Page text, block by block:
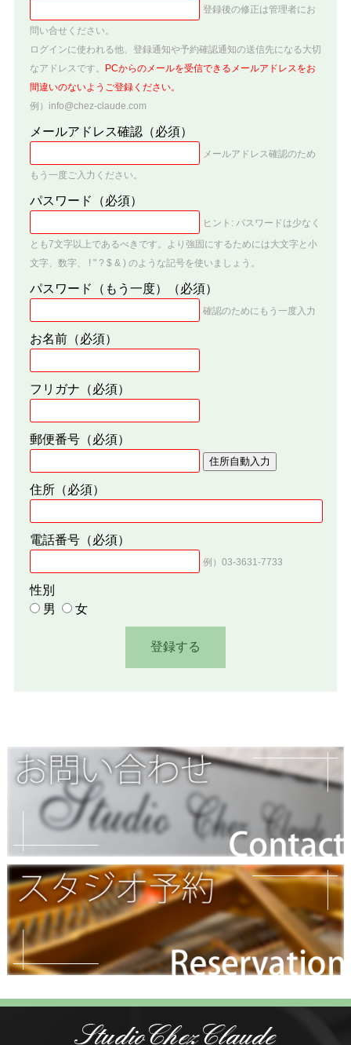
登録後の修正は管理者にお
問い合せください。
ログインに使われる他、登録通知や予約確認通知の送信先になる大切
なアドレスです。
PCからのメールを受信できるメールアドレスをお
間違いのないようご登録ください。
例）info@chez-claude.com
メールアドレス確認（必須）
メールアドレス確認のため
もう一度ご入力ください。
パスワード （必須）
ヒント: パスワードは少なく
とも7文字以上であるべきです。より強固にするためには大文字と小
文字、数字、 ! " ? $ & ) のような記号を使いましょう。
パスワード（もう一度） （必須）
確認のためにもう一度入力
お名前（必須）
フリガナ （必須）
郵便番号（必須）
住所自動入力
住所（必須）
電話番号（必須）
例）03-3631-7733
性別
男
女